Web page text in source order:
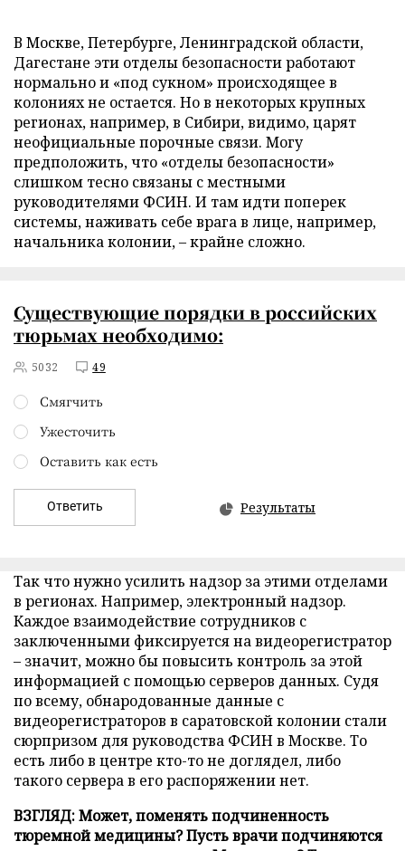
В Москве, Петербурге, Ленинградской области,
Дагестане эти отделы безопасности работают
нормально и «под сукном» происходящее в
колониях не остается. Но в некоторых крупных
регионах, например, в Сибири, видимо, царят
неофициальные порочные связи. Могу
предположить, что «отделы безопасности»
слишком тесно связаны с местными
руководителями ФСИН. И там идти поперек
системы, наживать себе врага в лице, например,
начальника колонии, – крайне сложно.
Существующие порядки в российских
тюрьмах необходимо:
5032 49
Смягчить
Ужесточить
Оставить как есть
Ответить Результаты
Так что нужно усилить надзор за этими отделами
в регионах. Например, электронный надзор.
Каждое взаимодействие сотрудников с
заключенными фиксируется на видеорегистратор
– значит, можно бы повысить контроль за этой
информацией с помощью серверов данных. Судя
по всему, обнародованные данные с
видеорегистраторов в саратовской колонии стали
сюрпризом для руководства ФСИН в Москве. То
есть либо в центре кто-то не доглядел, либо
такого сервера в его распоряжении нет.
ВЗГЛЯД: Может, поменять подчиненность
тюремной медицины? Пусть врачи подчиняются